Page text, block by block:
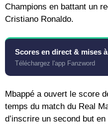
Champions en battant un
Cristiano Ronaldo.
Scores en direct & mises
Téléchargez l'app Fanzword
Mbappé a ouvert le score
temps du match du Real
d’inscrire un second but